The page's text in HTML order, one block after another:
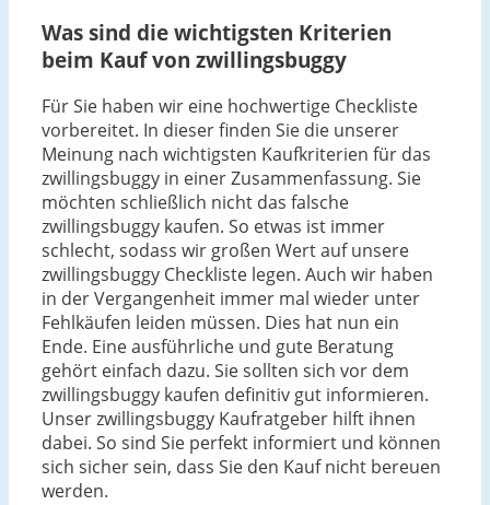
Was sind die wichtigsten Kriterien
beim Kauf von zwillingsbuggy
Für Sie haben wir eine hochwertige Checkliste
vorbereitet. In dieser finden Sie die unserer
Meinung nach wichtigsten Kaufkriterien für das
zwillingsbuggy in einer Zusammenfassung. Sie
möchten schließlich nicht das falsche
zwillingsbuggy kaufen. So etwas ist immer
schlecht, sodass wir großen Wert auf unsere
zwillingsbuggy Checkliste legen. Auch wir haben
in der Vergangenheit immer mal wieder unter
Fehlkäufen leiden müssen. Dies hat nun ein
Ende. Eine ausführliche und gute Beratung
gehört einfach dazu. Sie sollten sich vor dem
zwillingsbuggy kaufen definitiv gut informieren.
Unser zwillingsbuggy Kaufratgeber hilft ihnen
dabei. So sind Sie perfekt informiert und können
sich sicher sein, dass Sie den Kauf nicht bereuen
werden.